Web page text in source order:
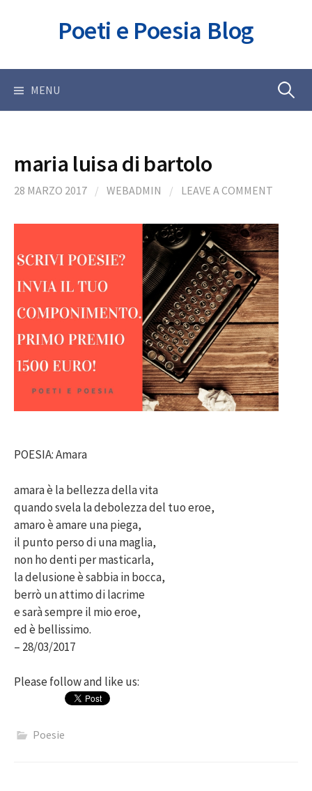
Poeti e Poesia Blog
MENU Ricerca
maria luisa di bartolo
28 MARZO 2017 / WEBADMIN / LEAVE A COMMENT
POESIA: Amara
amara è la bellezza della vita
quando svela la debolezza del tuo eroe,
amaro è amare una piega,
il punto perso di una maglia,
non ho denti per masticarla,
la delusione è sabbia in bocca,
berrò un attimo di lacrime
e sarà sempre il mio eroe,
ed è bellissimo.
– 28/03/2017
Please follow and like us:
Poesie